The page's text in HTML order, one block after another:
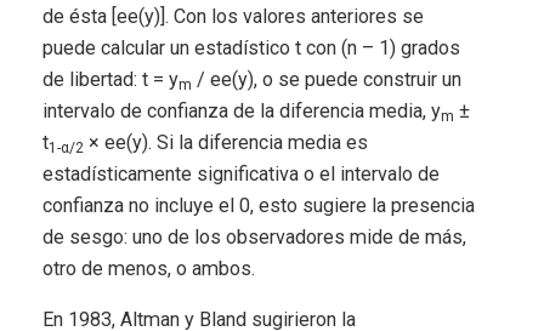
de ésta [ee(y)]. Con los valores anteriores se
puede calcular un estadístico t con (n – 1) grados
de libertad: t = ym / ee(y), o se puede construir un
intervalo de confianza de la diferencia media, ym ±
t1-α/2 × ee(y). Si la diferencia media es
estadísticamente significativa o el intervalo de
confianza no incluye el 0, esto sugiere la presencia
de sesgo: uno de los observadores mide de más,
otro de menos, o ambos.
En 1983, Altman y Bland sugirieron la